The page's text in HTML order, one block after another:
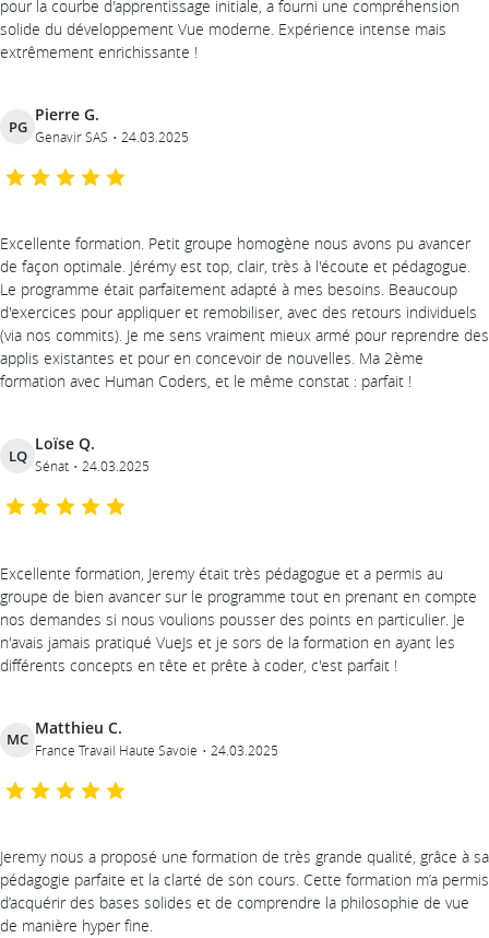
pour la courbe d'apprentissage initiale, a fourni une compréhension
solide du développement Vue moderne. Expérience intense mais
extrêmement enrichissante !
PG
Pierre G.
Genavir SAS 24.03.2025
Excellente formation. Petit groupe homogène nous avons pu avancer
de façon optimale. Jérémy est top, clair, très à l'écoute et pédagogue.
Le programme était parfaitement adapté à mes besoins. Beaucoup
d'exercices pour appliquer et remobiliser, avec des retours individuels
(via nos commits). Je me sens vraiment mieux armé pour reprendre des
applis existantes et pour en concevoir de nouvelles. Ma 2ème
formation avec Human Coders, et le même constat : parfait !
LQ
Loïse Q.
Sénat 24.03.2025
Excellente formation, Jeremy était très pédagogue et a permis au
groupe de bien avancer sur le programme tout en prenant en compte
nos demandes si nous voulions pousser des points en particulier. Je
n'avais jamais pratiqué VueJs et je sors de la formation en ayant les
différents concepts en tête et prête à coder, c'est parfait !
MC
Matthieu C.
France Travail Haute Savoie 24.03.2025
Jeremy nous a proposé une formation de très grande qualité, grâce à sa
pédagogie parfaite et la clarté de son cours. Cette formation m’a permis
d’acquérir des bases solides et de comprendre la philosophie de vue
de manière hyper fine.